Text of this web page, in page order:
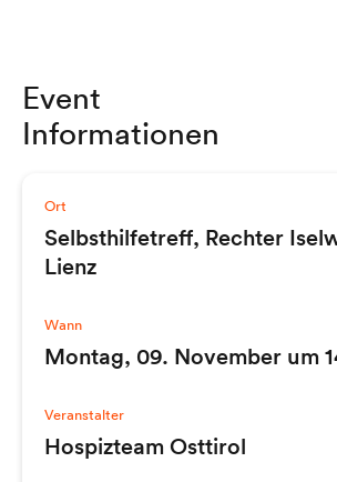
Event
Informationen
Ort
Selbsthilfetreff, Rechter
Lienz
Wann
Montag, 09. November um
Veranstalter
Hospizteam Osttirol